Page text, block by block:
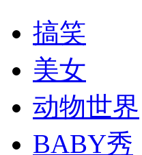
搞笑
美女
动物世界
BABY秀